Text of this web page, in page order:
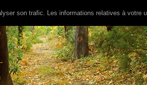
son trafic. Les informations relatives à votre